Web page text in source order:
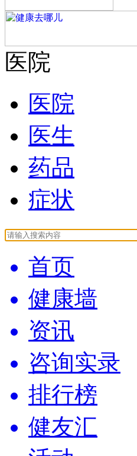
医院
医院
医生
药品
症状
首页
健康墙
资讯
咨询实录
排行榜
健友汇